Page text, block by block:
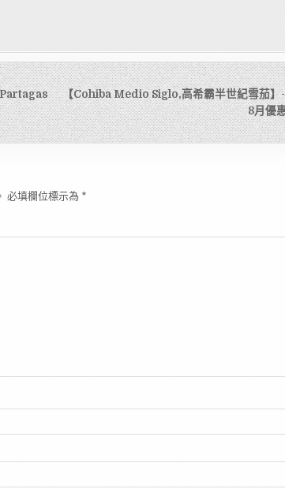
【Cohiba Medio Siglo,高希霸半世紀雪茄】
8月優
必填欄位標示為 *